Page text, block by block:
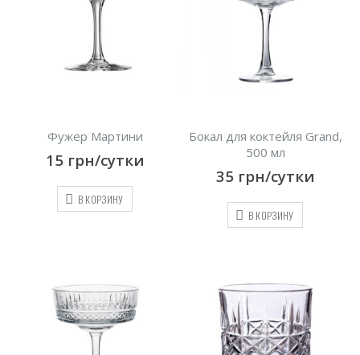
Фужер Мартини
15 грн/сутки
В КОРЗИНУ
Бокал для коктейля Grand,
500 мл
35 грн/сутки
В КОРЗИНУ